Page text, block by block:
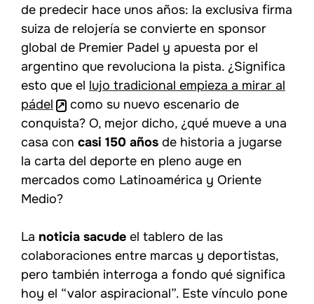
de predecir hace unos años: la exclusiva firma
suiza de relojería se convierte en sponsor
global de Premier Padel y apuesta por el
argentino que revoluciona la pista. ¿Significa
esto que el lujo tradicional empieza a mirar al
pádel
como su nuevo escenario de
conquista? O, mejor dicho, ¿qué mueve a una
casa con casi 150 años de historia a jugarse
la carta del deporte en pleno auge en
mercados como Latinoamérica y Oriente
Medio?
La noticia sacude el tablero de las
colaboraciones entre marcas y deportistas,
pero también interroga a fondo qué significa
hoy el “valor aspiracional”. Este vínculo pone